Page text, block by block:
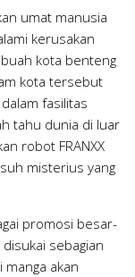
umat manusia
kerusakan
kota benteng
kota tersebut
fasilitas
tahu dunia di luar
robot FRANXX
misterius yang
promosi besar-
sebagian
akan